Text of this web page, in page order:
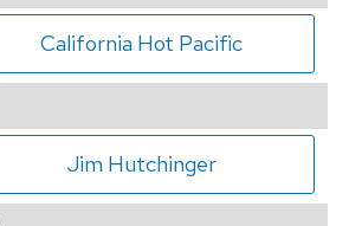
California Hot Pacific
Jim Hutchinger